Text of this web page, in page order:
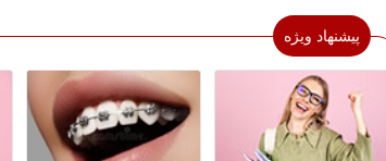
پیشنهاد ویژه